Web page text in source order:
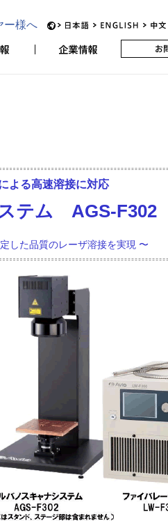
ー様へ JP EN
よる高速溶接に対応
ステム AGS-
した品質のレーザ溶接を実現 〜